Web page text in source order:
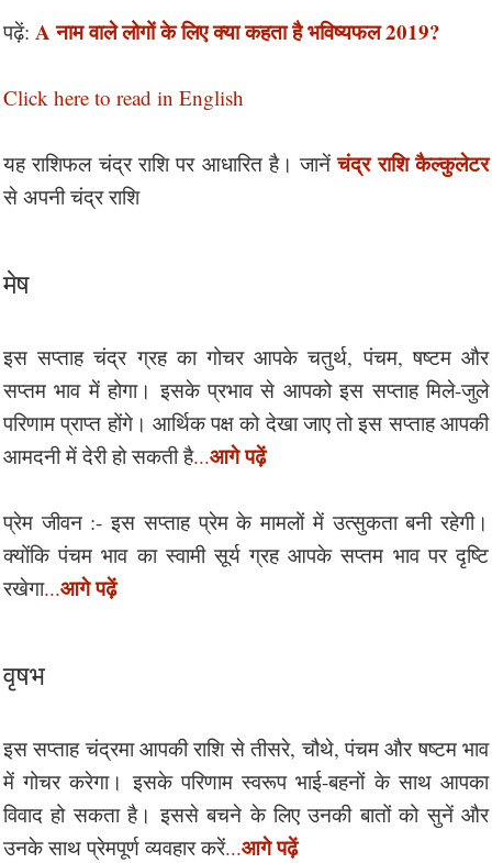
पढ़ें: A नाम वाले लोगों के लिए क्या कहता है भविष्यफल 2019?
Click here to read in English
यह राशिफल चंद्र राशि पर आधारित है। जानेंचंद्र राशि कैल्कुलेटर
से अपनी चंद्र राशि
मेष
इस सप्ताह चंद्र ग्रह का गोचर आपके चतुर्थ, पंचम, षष्टम और
सप्तम भाव में होगा। इसके प्रभाव से आपको इस सप्ताह मिले-जुले
परिणाम प्राप्त होंगे। आर्थिक पक्ष को देखा जाए तो इस सप्ताह आपकी
आमदनी में देरी हो सकती है...आगे पढ़ें
प्रेम जीवन :- इस सप्ताह प्रेम के मामलों में उत्सुकता बनी रहेगी।
क्योंकि पंचम भाव का स्वामी सूर्य ग्रह आपके सप्तम भाव पर दृष्टि
रखेगा...आगे पढ़ें
वृषभ
इस सप्ताह चंद्रमा आपकी राशि से तीसरे, चौथे, पंचम और षष्टम भाव
में गोचर करेगा। इसके परिणाम स्वरूप भाई-बहनों के साथ आपका
विवाद हो सकता है। इससे बचने के लिए उनकी बातों को सुनें और
उनके साथ प्रेमपूर्ण व्यवहार करें...आगे पढ़ें